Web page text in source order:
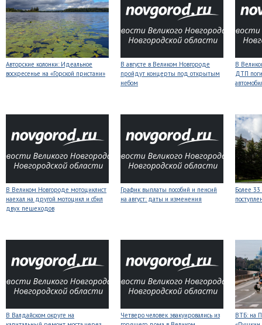
Авторские колонки: Идеальное
воскресенье на «Горской пристани»
В августе в Великом Новгороде
пройдут концерты под открытым
небом
В
ДТП
В Великом Новгороде мотоциклист
наехал на другой мотоцикл и сбил
двух пешеходов
График выплаты пособий и пенсий
на август: даты и изменения
Более 33
В Валдайском округе на
Четверо человек эвакуировались из
ВТБ: на